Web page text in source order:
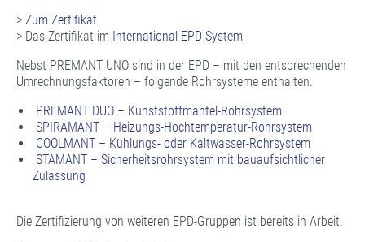
> Zum Zertifikat
> Das Zertifikat im International EPD System
Nebst PREMANT UNO sind in der EPD – mit den entsprechenden
Umrechnungsfaktoren – folgende Rohrsysteme enthalten:
PREMANT DUO – Kunststoffmantel-Rohrsystem
SPIRAMANT – Heizungs-Hochtemperatur-Rohrsystem
COOLMANT – Kühlungs- oder Kaltwasser-Rohrsystem
STAMANT – Sicherheitsrohrsystem mit bauaufsichtlicher
Zulassung
Die Zertifizierung von weiteren EPD-Gruppen ist bereits in Arbeit.